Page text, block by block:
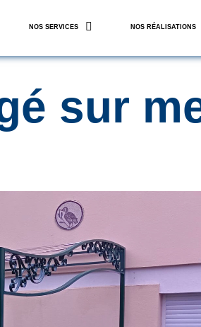
NOS SERVICES NOS RÉALISATIONS
sur